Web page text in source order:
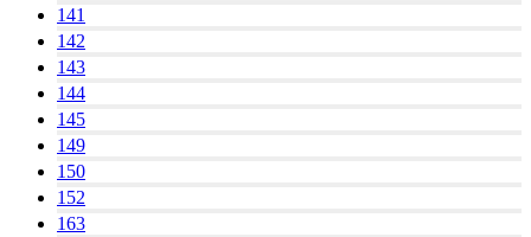
141
142
143
144
145
149
150
152
163